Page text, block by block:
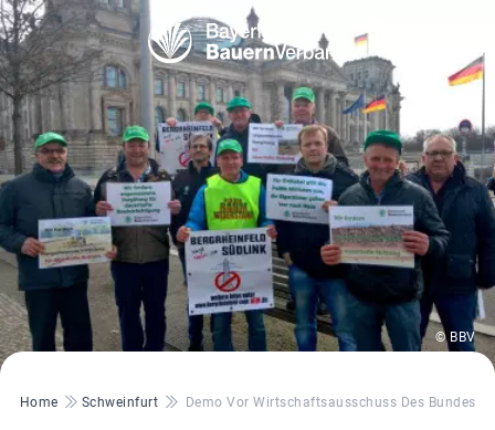
© BBV
Pfadnavigation
Home Schweinfurt Demo Vor Wirtschaftsausschuss Des